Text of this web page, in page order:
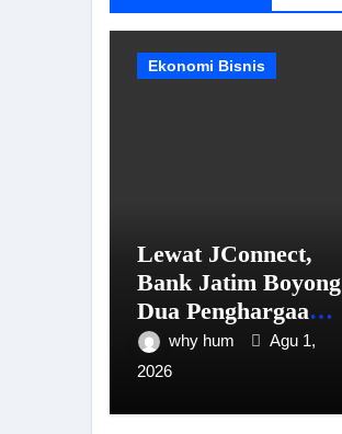
Ekonomi Bisnis
Lewat JConnect,
Bank Jatim Boyong
Dua Penghargaan
Sekaligus
why hum
Agu 1,
2026